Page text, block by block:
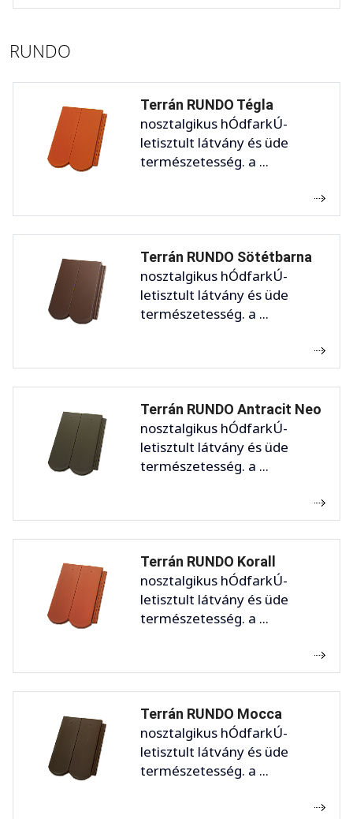
RUNDO
Terrán RUNDO Tégla
nosztalgikus hÓdfarkÚ-
letisztult látvány és üde
természetesség. a ...
Terrán RUNDO Sötétbarna
nosztalgikus hÓdfarkÚ-
letisztult látvány és üde
természetesség. a ...
Terrán RUNDO Antracit Neo
nosztalgikus hÓdfarkÚ-
letisztult látvány és üde
természetesség. a ...
Terrán RUNDO Korall
nosztalgikus hÓdfarkÚ-
letisztult látvány és üde
természetesség. a ...
Terrán RUNDO Mocca
nosztalgikus hÓdfarkÚ-
letisztult látvány és üde
természetesség. a ...